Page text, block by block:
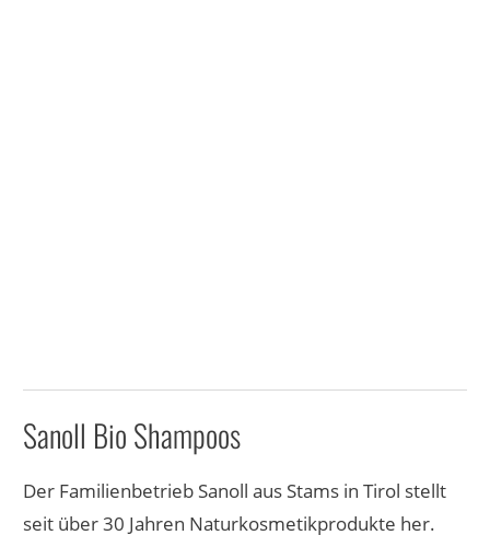
Sanoll Bio Shampoos
Der Familienbetrieb Sanoll aus Stams in Tirol stellt
seit über 30 Jahren Naturkosmetikprodukte her.